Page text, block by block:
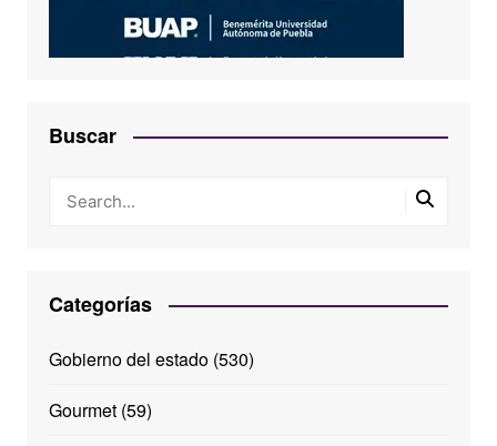
Buscar
Categorías
Gobierno del estado(530)
Gourmet(59)